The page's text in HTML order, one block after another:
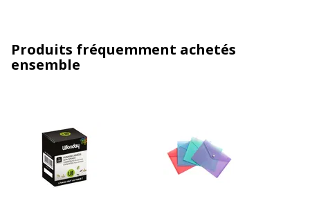
Produits fréquemment achetés
ensemble